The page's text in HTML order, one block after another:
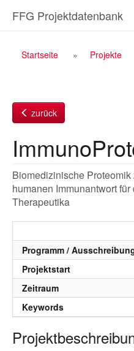
InhaltFFG Projektdatenbank
Breadcrumb
Startseite Projekte
zurück
Biomedizinische
humanen Immunantwort
Therapeutika
Programm /
Projektstart
Zeitraum
Keywords